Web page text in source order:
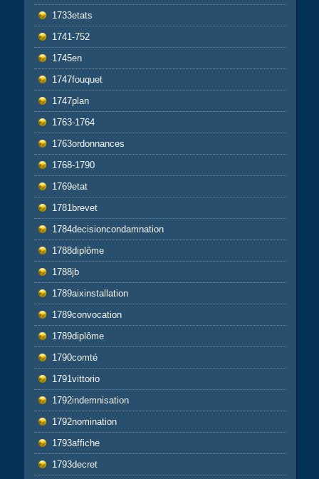
1733etats
1741-752
1745en
1747fouquet
1747plan
1763-1764
1763ordonnances
1768-1790
1769etat
1781brevet
1784decisioncondamnation
1788diplôme
1788jb
1789aixinstallation
1789convocation
1789diplôme
1790comté
1791vittorio
1792indemnisation
1792nomination
1793affiche
1793decret